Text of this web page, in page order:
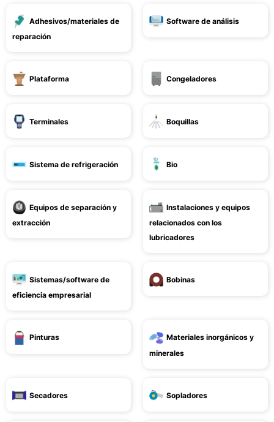
Adhesivos/materiales de
reparación
Software de análisis
Plataforma Congeladores
Terminales Boquillas
Sistema de refrigeración Bio
Equipos de separación y
extracción
Instalaciones y equipos
relacionados con los
lubricadores
Sistemas/software de
eficiencia empresarial
Bobinas
Pinturas
Materiales inorgánicos y
minerales
Secadores Sopladores